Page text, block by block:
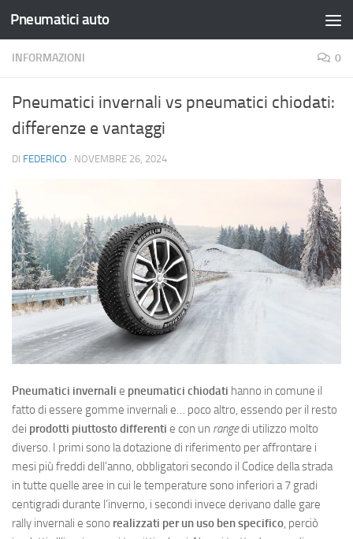
Salta al contenuto
Pneumatici auto
INFORMAZIONI 0
Pneumatici invernali vs pneumatici chiodati:
differenze e vantaggi
DI FEDERICO · NOVEMBRE 26, 2024
Pneumatici invernali e pneumatici chiodati hanno in comune il
fatto di essere gomme invernali e… poco altro, essendo per il resto
dei prodotti piuttosto differenti e con un rangedi utilizzo molto
diverso. I primi sono la dotazione di riferimento per affrontare i
mesi più freddi dell’anno, obbligatori secondo il Codice della strada
in tutte quelle aree in cui le temperature sono inferiori a 7 gradi
centigradi durante l’inverno, i secondi invece derivano dalle gare
rally invernali e sono realizzati per un uso ben specifico , perciò